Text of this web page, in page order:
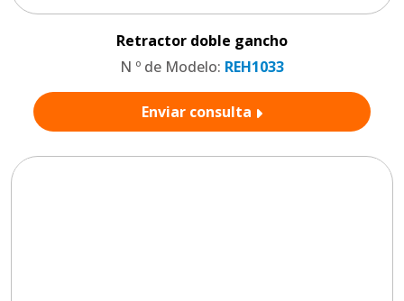
Retractor doble gancho
N º de Modelo: REH1033
Enviar consulta